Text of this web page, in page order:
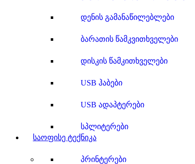
დენის გამანაწილებლები
ბარათის წამკვითხველები
დისკის წამკითხველები
USB ჰაბები
USB ადაპტერები
სპლიტერები
საოფისე ტექნიკა
პრინტერები